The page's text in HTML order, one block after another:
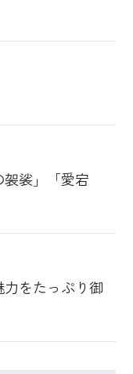
裟」「愛宕
をたっぷり御